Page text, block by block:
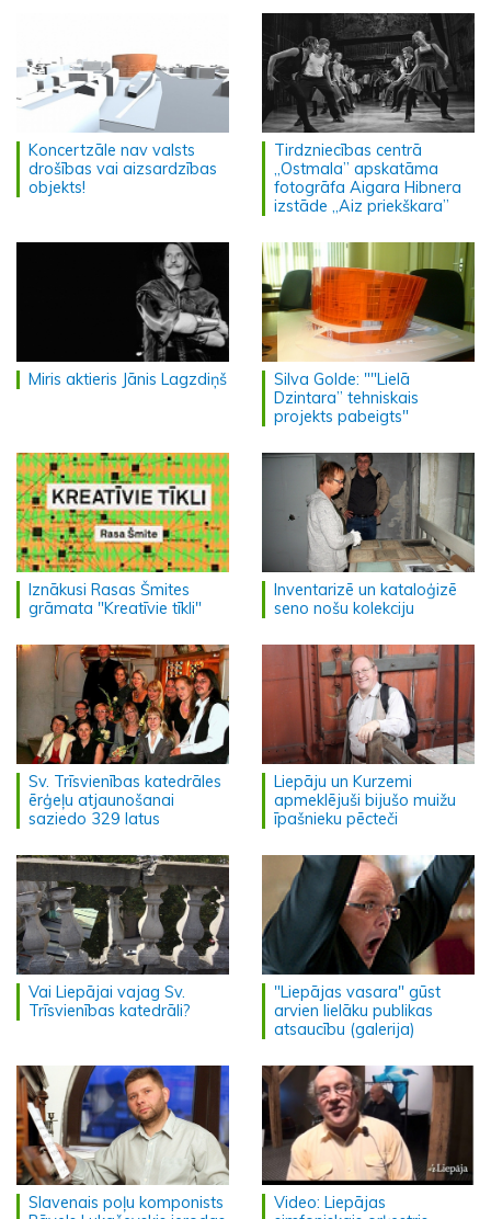
Koncertzāle nav valsts
drošības vai aizsardzības
objekts!
Tirdzniecības centrā
„Ostmala” apskatāma
fotogrāfa Aigara Hibnera
izstāde „Aiz priekškara”
Miris aktieris Jānis Lagzdiņš
Silva Golde: ""Lielā
Dzintara” tehniskais
projekts pabeigts"
Iznākusi Rasas Šmites
grāmata "Kreatīvie tīkli"
Inventarizē un kataloģizē
seno nošu kolekciju
Sv. Trīsvienības katedrāles
ērģeļu atjaunošanai
saziedo 329 latus
Liepāju un Kurzemi
apmeklējuši bijušo muižu
īpašnieku pēcteči
Vai Liepājai vajag Sv.
Trīsvienības katedrāli?
"Liepājas vasara" gūst
arvien lielāku publikas
atsaucību (galerija)
Slavenais poļu komponists
Video: Liepājas